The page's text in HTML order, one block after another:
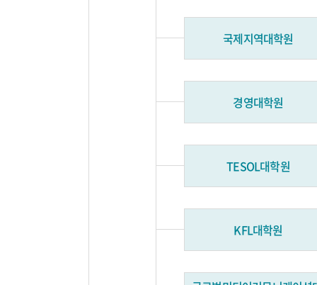
국제지역대학원
경영대학원
TESOL대학원
KFL대학원